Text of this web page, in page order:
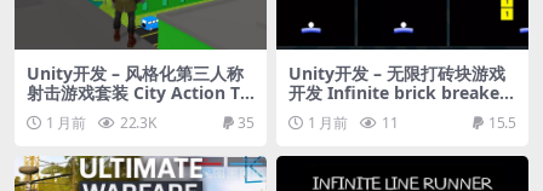
Unity开发 – 风格化第三人称
射击游戏套装 City Action TP
S Game Kit for Mobile & PC
1 月前 22.3K 35
Unity开发 – 无限打砖块游戏
开发 Infinite brick breaker
endless balls and blocks cr
ushing – complete project
1 月前 11 15.5